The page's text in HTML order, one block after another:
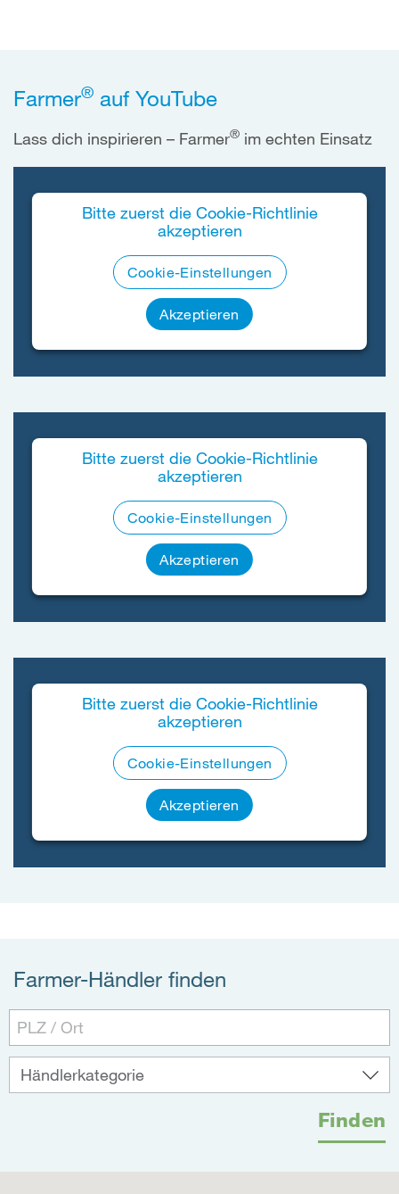
Farmer® auf YouTube
Lass dich inspirieren – Farmer® im echten Einsatz
Bitte zuerst die Cookie-Richtlinie
akzeptieren
Cookie-Einstellungen
Akzeptieren
Bitte zuerst die Cookie-Richtlinie
akzeptieren
Cookie-Einstellungen
Akzeptieren
Bitte zuerst die Cookie-Richtlinie
akzeptieren
Cookie-Einstellungen
Akzeptieren
Farmer-Händler finden
Finden